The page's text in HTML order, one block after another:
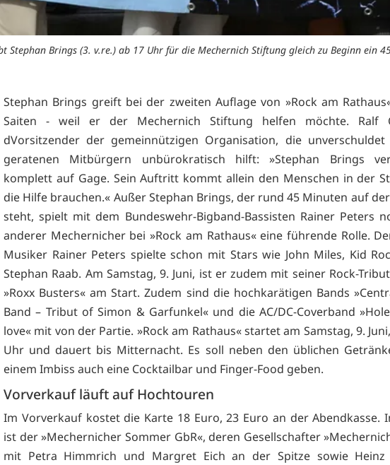
Stephan Brings (3. v.re.) ab 17 Uhr für die Mechernich Stiftung gleich zu Beginn ein
Stephan Brings greift bei der zweiten Auflage von »Rock am
Saiten - weil er der Mechernich Stiftung helfen möchte. Ralf
dVorsitzender der gemeinnützigen Organisation, die
geratenen Mitbürgern unbürokratisch hilft: »Stephan Brings
komplett auf Gage. Sein Auftritt kommt allein den Menschen in der
die Hilfe brauchen.« Außer Stephan Brings, der rund 45 Minuten auf
steht, spielt mit dem Bundeswehr-Bigband-Bassisten Rainer Peters
anderer Mechernicher bei »Rock am Rathaus« eine führende Rolle.
Musiker Rainer Peters spielte schon mit Stars wie John Miles, Kid
Stephan Raab. Am Samstag, 9. Juni, ist er zudem mit seiner Rock-
»Roxx Busters« am Start. Zudem sind die hochkarätigen Bands
Band – Tribut of Simon & Garfunkel« und die AC/DC-Coverband
love« mit von der Partie. »Rock am Rathaus« startet am Samstag, 9.
Uhr und dauert bis Mitternacht. Es soll neben den üblichen
einem Imbiss auch eine Cocktailbar und Finger-Food geben.
Vorverkauf läuft auf Hochtouren
Im Vorverkauf kostet die Karte 18 Euro, 23 Euro an der Abendkasse.
ist der »Mechernicher Sommer GbR«, deren Gesellschafter
mit Petra Himmrich und Margret Eich an der Spitze sowie Heinz